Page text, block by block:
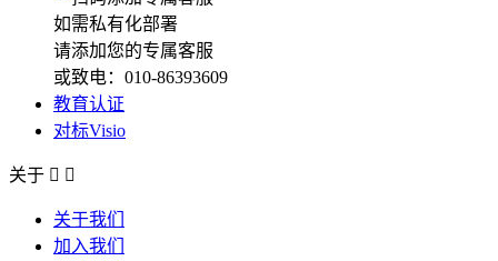
如需私有化部署
请添加您的专属客服
或致电：010-86393609
教育认证
对标Visio
关于  
关于我们
加入我们